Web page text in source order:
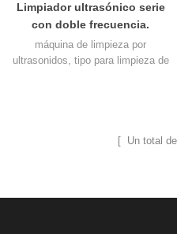
Limpiador ultrasónico serie
con doble frecuencia.
máquina de limpieza por
ultrasonidos, tipo para limpieza de
de gafas y limpieza dental, etc.
[ Un total de